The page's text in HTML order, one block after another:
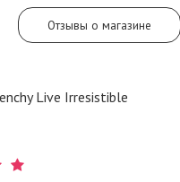
Отзывы о магазине
Live Irresistible